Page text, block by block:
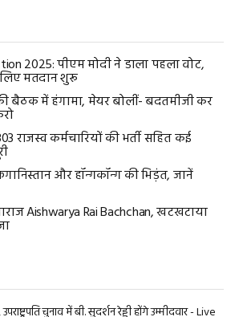
2025: पीएम मोदी ने डाला पहला वोट,
लिए मतदान शुरू
बैठक में हंगामा, मेयर बोलीं- बदतमीजी कर
राजस्व कर्मचारियों की भर्ती सहित कई
और हॉन्गकॉन्ग की भिड़ंत, जानें
Aishwarya Rai Bachchan, खटखटाया
चुनाव में बी. सुदर्शन रेड्डी होंगे उम्मीदवार - Live